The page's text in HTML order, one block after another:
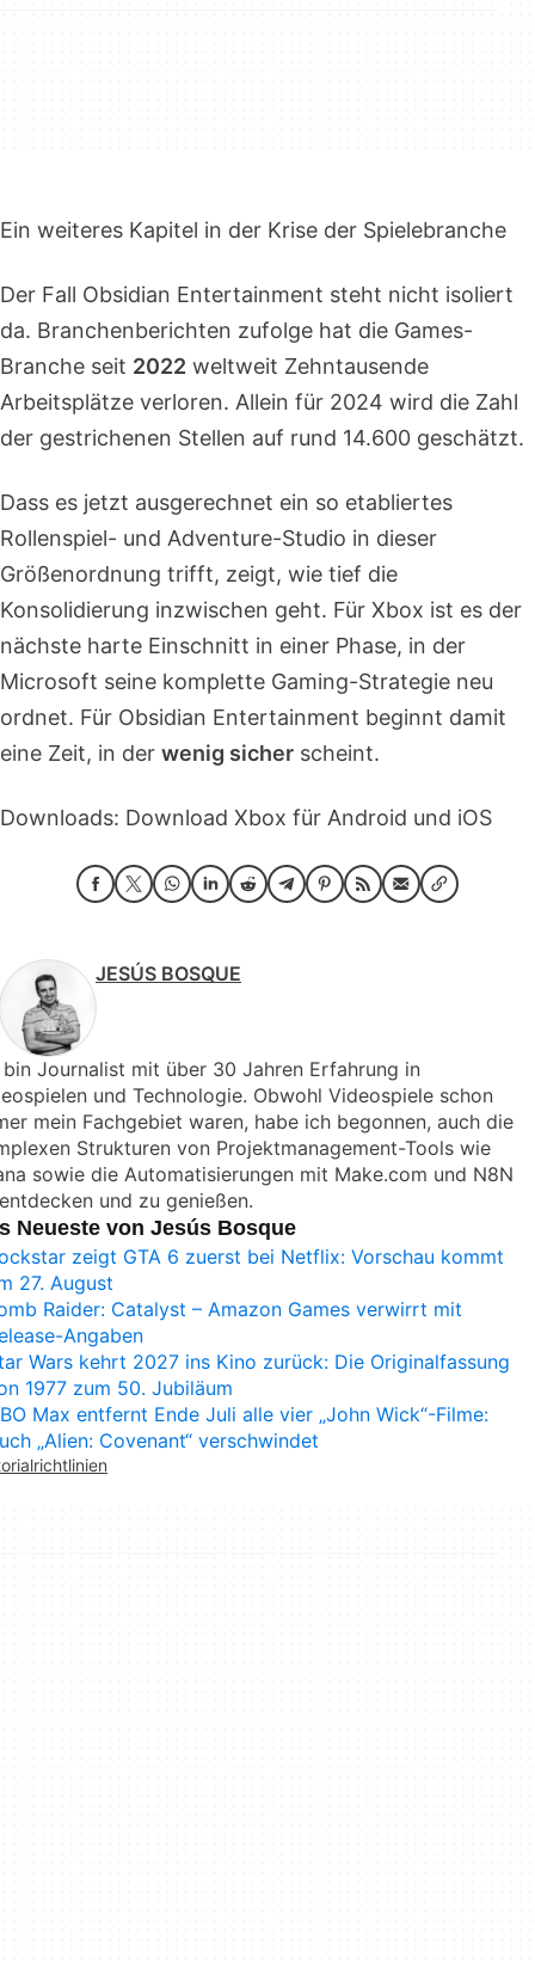
Ein weiteres Kapitel in der Krise der Spielebranche
Der Fall Obsidian Entertainment steht nicht isoliert
da. Branchenberichten zufolge hat die Games-
Branche seit 2022 weltweit Zehntausende
Arbeitsplätze verloren. Allein für 2024 wird die Zahl
der gestrichenen Stellen auf rund 14.600 geschätzt.
Dass es jetzt ausgerechnet ein so etabliertes
Rollenspiel- und Adventure-Studio in dieser
Größenordnung trifft, zeigt, wie tief die
Konsolidierung inzwischen geht. Für Xbox ist es der
nächste harte Einschnitt in einer Phase, in der
Microsoft seine komplette Gaming-Strategie neu
ordnet. Für Obsidian Entertainment beginnt damit
eine Zeit, in der wenig sicher scheint.
Downloads: Download Xbox für Android und iOS
JESÚS BOSQUE
bin Journalist mit über 30 Jahren Erfahrung in
und Technologie. Obwohl Videospiele schon
mein Fachgebiet waren, habe ich begonnen, auch die
Strukturen von Projektmanagement-Tools wie
sowie die Automatisierungen mit Make.com und N8N
und zu genießen.
Neueste von Jesús Bosque
zeigt GTA 6 zuerst bei Netflix: Vorschau kommt
27. August
Raider: Catalyst – Amazon Games verwirrt mit
Angaben
Wars kehrt 2027 ins Kino zurück: Die Originalfassung
1977 zum 50. Jubiläum
Max entfernt Ende Juli alle vier „John Wick“-Filme:
„Alien: Covenant“ verschwindet